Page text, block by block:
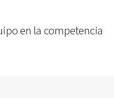
en la competencia